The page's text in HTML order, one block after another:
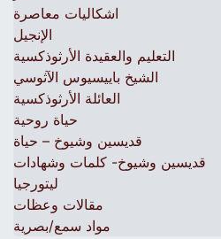
اشكاليات معاصرة
الإنجيل
التعليم والعقيدة الأرثوذكسية
الشيخ باييسيوس الآثوسي
العائلة الأرثوذكسية
حياة روحية
قديسين وشيوخ – حياة
قديسين وشيوخ- كلمات وشهادات
ليتورجيا
مقالات وعظات
مواد سمع/بصرية